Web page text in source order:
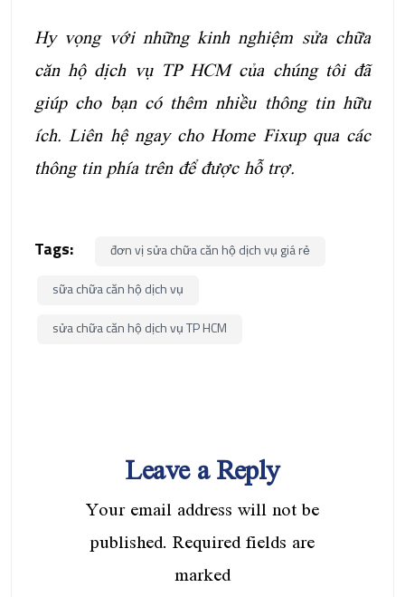
Hy vọng với những kinh nghiệm sửa chữa
căn hộ dịch vụ TP HCM của chúng tôi đã
giúp cho bạn có thêm nhiều thông tin hữu
ích. Liên hệ ngay cho Home Fixup qua các
thông tin phía trên để được hỗ trợ.
Tags: đơn vị sửa chữa căn hộ dịch vụ giá rẻ
sữa chữa căn hộ dịch vụ
sửa chữa căn hộ dịch vụ TP HCM
Leave a Reply
Your email address will not be
published. Required fields are
marked